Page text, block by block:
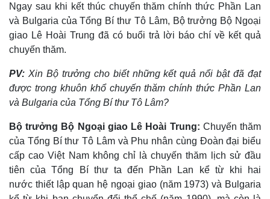
Ngay sau khi kết thúc chuyến thăm chính thức Phần Lan
và Bulgaria của Tổng Bí thư Tô Lâm, Bộ trưởng Bộ Ngoại
giao Lê Hoài Trung đã có buổi trả lời báo chí về kết quả
chuyến thăm.
PV: Xin Bộ trưởng cho biết những kết quả nổi bật đã đạt
được trong khuôn khổ chuyến thăm chính thức Phần Lan
và Bulgaria của Tổng Bí thư Tô Lâm?​
Bộ trưởng Bộ Ngoại giao Lê Hoài Trung: Chuyến thăm
của Tổng Bí thư Tô Lâm và Phu nhân cùng Đoàn đại biểu
cấp cao Việt Nam không chỉ là chuyến thăm lịch sử đầu
tiên của Tổng Bí thư ta đến Phần Lan kể từ khi hai
nước thiết lập quan hệ ngoại giao (năm 1973) và Bulgaria